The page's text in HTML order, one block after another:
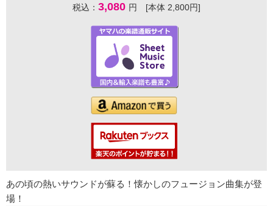
税込： 3,080 円 [本体 2,800円]
あの頃の熱いサウンドが蘇る！懐かしのフュージョン曲集が登
場！